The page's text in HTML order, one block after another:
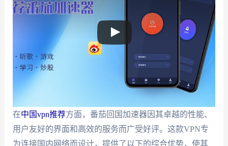
在中国vpn推荐方面，番茄回国加速器因其卓越的性能、
用户友好的界面和高效的服务而广受好评。这款VPN专
为连接国内网络而设计，提供了以下的综合优势，使其